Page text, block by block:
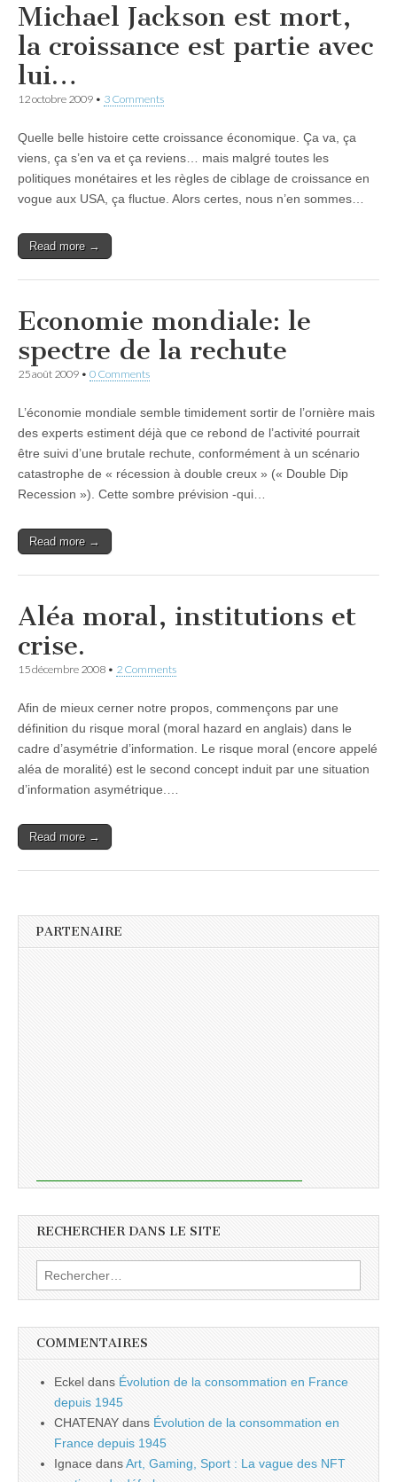
Michael Jackson est mort,
la croissance est partie avec
lui…
12 octobre 2009 • 3 Comments
Quelle belle histoire cette croissance économique. Ça va, ça
viens, ça s’en va et ça reviens… mais malgré toutes les
politiques monétaires et les règles de ciblage de croissance en
vogue aux USA, ça fluctue. Alors certes, nous n’en sommes…
Read more →
Economie mondiale: le
spectre de la rechute
25 août 2009 • 0 Comments
L’économie mondiale semble timidement sortir de l’ornière mais
des experts estiment déjà que ce rebond de l’activité pourrait
être suivi d’une brutale rechute, conformément à un scénario
catastrophe de « récession à double creux » (« Double Dip
Recession »). Cette sombre prévision -qui…
Read more →
Aléa moral, institutions et
crise.
15 décembre 2008 • 2 Comments
Afin de mieux cerner notre propos, commençons par une
définition du risque moral (moral hazard en anglais) dans le
cadre d’asymétrie d’information. Le risque moral (encore appelé
aléa de moralité) est le second concept induit par une situation
d’information asymétrique.…
Read more →
PARTENAIRE
RECHERCHER DANS LE SITE
Rechercher :
COMMENTAIRES
Eckel dans Évolution de la consommation en France
depuis 1945
CHATENAY dans Évolution de la consommation en
France depuis 1945
Ignace dansArt, Gaming, Sport : La vague des NFT